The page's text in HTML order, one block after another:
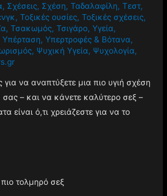
, Σχέσεις, Σχέση,Ταδαλαφίλη,Τεστ,
,Τοξικές ουσίες,Τοξικές σχέσεις,
,Τσακωμός,Τσιγάρο,Υγεία,
Υπέρταση,Υπερτροφές & Βότανα,
, Ψυχική Υγεία, Ψυχολογία,
να αναπτύξετε μια πιο υγιή σχέση
σας – και να κάνετε καλύτερο σεξ –
είναι ό,τι χρειάζεστε για να το
τολμηρό σεξ